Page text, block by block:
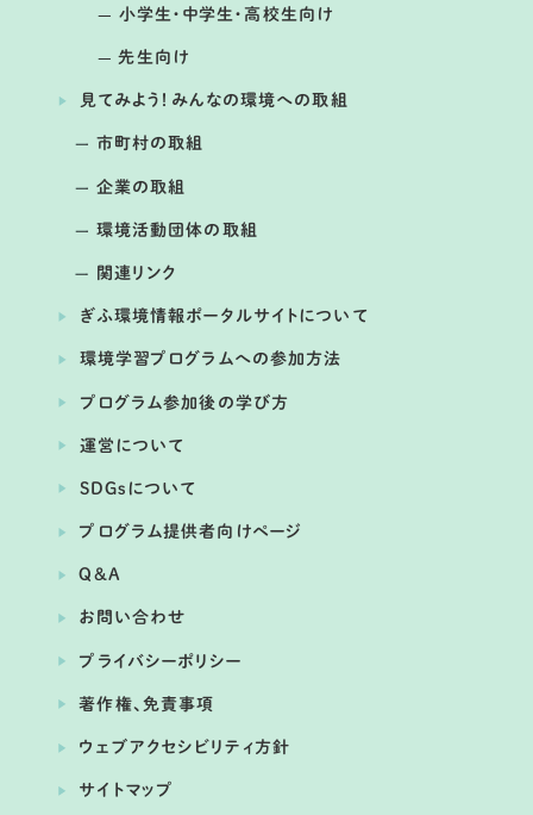
開催日： 2026年03月19日
第4回 応用気象シンポジウム ２０
開催日： 2026年06月08日
「清流長良川の鮎」
提供：岐阜大学・十六銀行産学連携プロジェクト くるる
小学生・中学生・高校生向け
先生向け
見てみよう！みんなの環境への取組
市町村の取組
企業の取組
環境活動団体の取組
関連リンク
ぎふ環境情報ポータルサイトについて
環境学習プログラムへの参加方法
プログラム参加後の学び方
運営について
SDGsについて
プログラム提供者向けページ
Q&A
お問い合わせ
プライバシーポリシー
著作権、免責事項
ウェブアクセシビリティ方針
サイトマップ